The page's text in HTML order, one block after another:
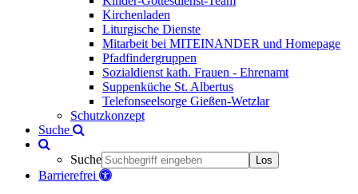
Kirchenladen
Liturgische Dienste
Mitarbeit bei MITEINANDER und Homepage
Pfadfindergruppen
Sozialdienst kath. Frauen - Ehrenamt
Suppenküche St. Albertus
Telefonseelsorge Gießen-Wetzlar
Schutzkonzept
Suche
Suche Los
Barrierefrei